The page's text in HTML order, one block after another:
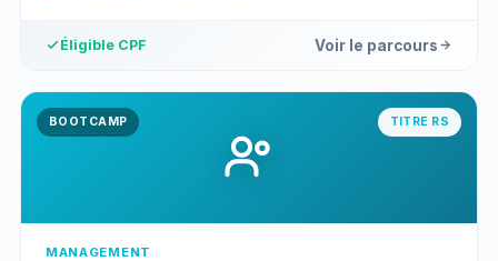
Éligible CPF Voir le parcours
BOOTCAMP TITRE RS
MANAGEMENT